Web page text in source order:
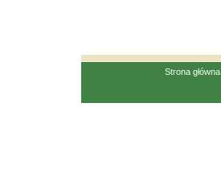
Strona główna